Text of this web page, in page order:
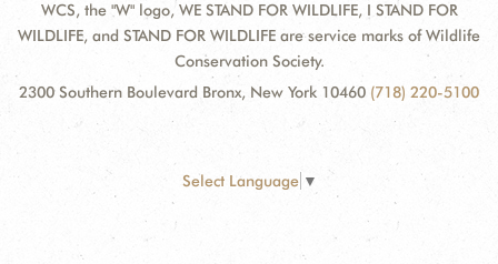
WCS, the "W" logo, WE STAND FOR WILDLIFE, I STAND FOR
WILDLIFE, and STAND FOR WILDLIFE are service marks of Wildlife
Conservation Society.
2300 Southern Boulevard Bronx, New York 10460 (718) 220-5100
Select Language ▼